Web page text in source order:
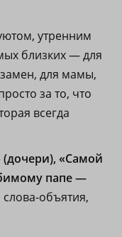
утренним
близких — для
для мамы,
за то, что
всегда
«Самой
папе —
слова-объятия,